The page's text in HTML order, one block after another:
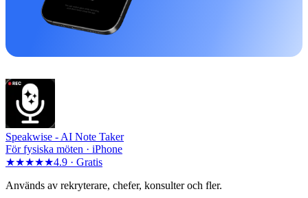
Speakwise - AI Note Taker
För fysiska möten · iPhone
★★★★★4.9 · Gratis
Används av rekryterare, chefer, konsulter och fler.